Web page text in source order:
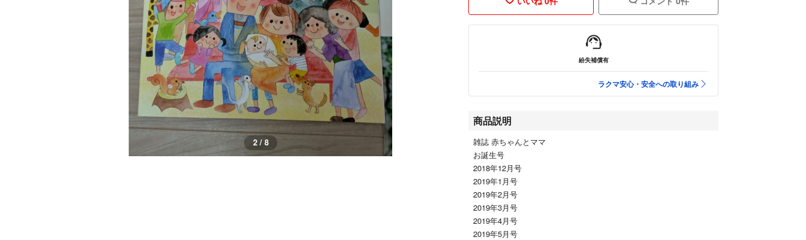
2 / 8
紛失補償有
ラクマ安心・安全への取り組み
商品説明
雑誌 赤ちゃんとママ
お誕生号
2018年12月号
2019年1月号
2019年2月号
2019年3月号
2019年4月号
2019年5月号